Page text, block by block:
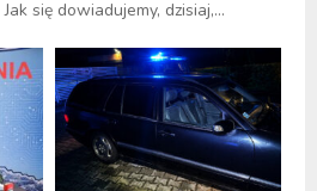
się dowiadujemy, dzisiaj,...